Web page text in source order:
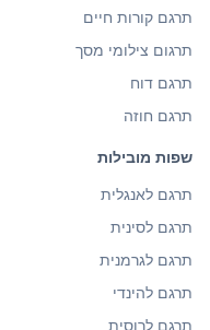
תרגם קורות חיים
תרגום צילומי מסך
תרגם דוח
תרגם חוזה
שפות מובילות
תרגם לאנגלית
תרגם לסינית
תרגם לגרמנית
תרגם להינדי
תרגם לרוסית